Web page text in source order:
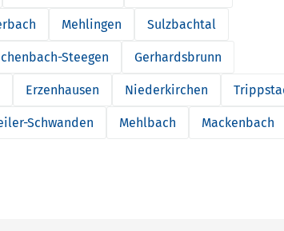
Mehlingen Sulzbachtal
Steegen Gerhardsbrunn
Erzenhausen Niederkirchen
Schwanden Mehlbach Mackenbach